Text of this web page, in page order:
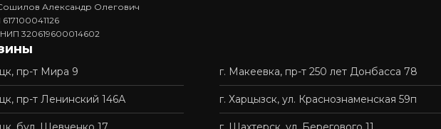
— достаточно выбрать подходящий вариант, и мы быстро организуем
мебели. Покупка у нас — это удобно, быстро и без лишних хлопот.
Александр Олегович
320619600014602
пр-т Мира 9
пр-т Ленинский 146А
г. Макеевка, пр-т 250 лет Донбасса 78
г. Харцызск, ул. Краснознаменская 59п